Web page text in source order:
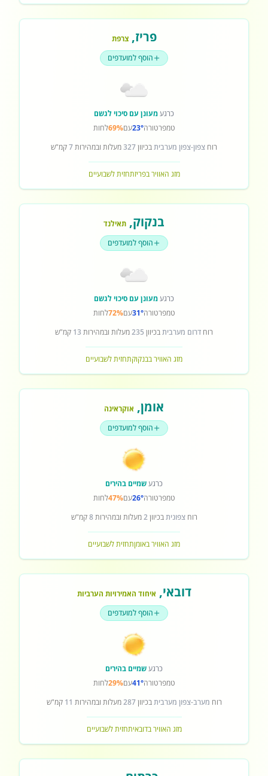
פריז,צרפת
הוסף למועדפים
כרגעמעונן עם סיכוי לגשם
טמפרטורה23°עם69%לחות
רוח צפון-צפון מערביתבכיוון327מעלות ובמהירות7קמ"ש
מזג האוויר בפריזתחזית לשבועיים
בנקוק, תאילנד
הוסף למועדפים
כרגעמעונן עם סיכוי לגשם
טמפרטורה31°עם72%לחות
רוח דרום מערביתבכיוון 235מעלות ובמהירות 13 קמ"ש
מזג האוויר בבנקוקתחזית לשבועיים
אומן, אוקראינה
הוסף למועדפים
כרגעשמיים בהירים
טמפרטורה26°עם47%לחות
רוחצפוניתבכיוון2מעלות ובמהירות8קמ"ש
מזג האוויר באומןתחזית לשבועיים
דובאי, איחוד האמירויות הערביות
הוסף למועדפים
כרגעשמיים בהירים
טמפרטורה41°עם29%לחות
רוח מערב-צפון מערביתבכיוון287מעלות ובמהירות 11 קמ"ש
מזג האוויר בדובאיתחזית לשבועיים